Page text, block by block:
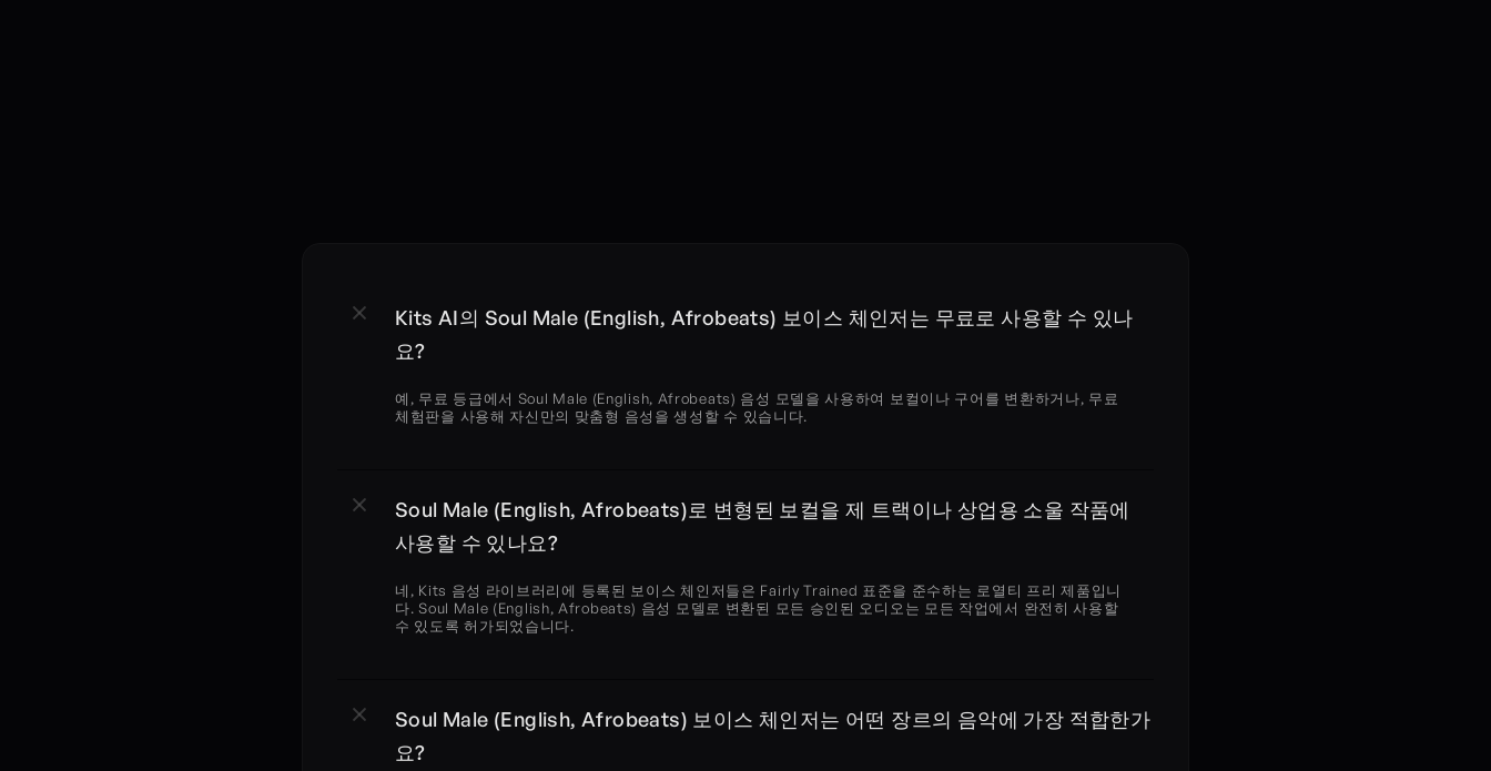
Kits AI의 Soul Male (English, Afrobeats) 보이스 체인저는 무료로 사용할 수 있나
요?
예, 무료 등급에서 Soul Male (English, Afrobeats) 음성 모델을 사용하여 보컬이나 구어를 변환하거나, 무료
체험판을 사용해 자신만의 맞춤형 음성을 생성할 수 있습니다.
Soul Male (English, Afrobeats)로 변형된 보컬을 제 트랙이나 상업용 소울 작품에
사용할 수 있나요?
네, Kits 음성 라이브러리에 등록된 보이스 체인저들은 Fairly Trained 표준을 준수하는 로열티 프리 제품입니
다. Soul Male (English, Afrobeats) 음성 모델로 변환된 모든 승인된 오디오는 모든 작업에서 완전히 사용할
수 있도록 허가되었습니다.
Soul Male (English, Afrobeats) 보이스 체인저는 어떤 장르의 음악에 가장 적합한가
요?